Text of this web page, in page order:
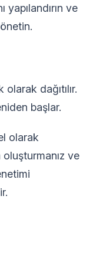
yapılandırın ve
dağıtılır.
başlar.
olarak
ve